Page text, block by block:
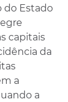
do Estado
capitais
da
a
a